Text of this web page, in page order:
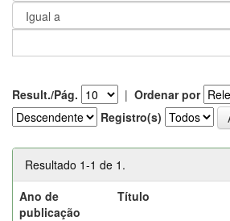
Result./Pág. | Ordenar por
Registro(s)
Resultado 1-1 de 1.
Ano de
publicação
Título